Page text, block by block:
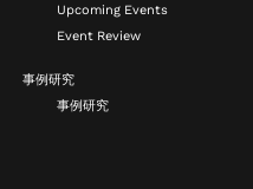
Upcoming Events
Event Review
事例研究
事例研究